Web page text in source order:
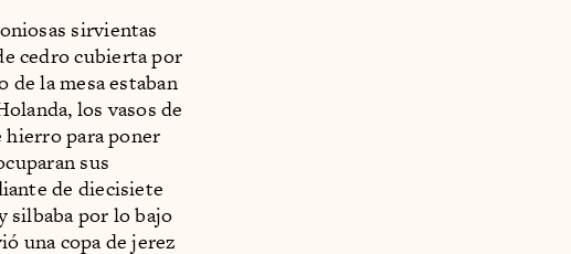
sirvientas
cedro cubierta por
la mesa estaban
los vasos de
para poner
sus
de diecisiete
silbaba por lo bajo
una copa de jerez